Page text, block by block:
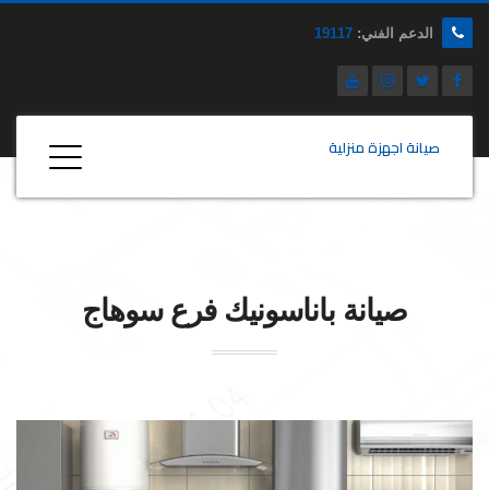
الدعم الفني: 19117
صيانة اجهزة منزلية
صيانة باناسونيك فرع سوهاج